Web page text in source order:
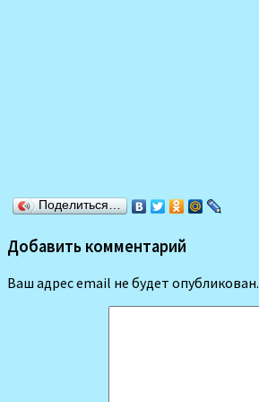
Поделиться…
Добавить комментарий
Ваш адрес email не будет опубликован.